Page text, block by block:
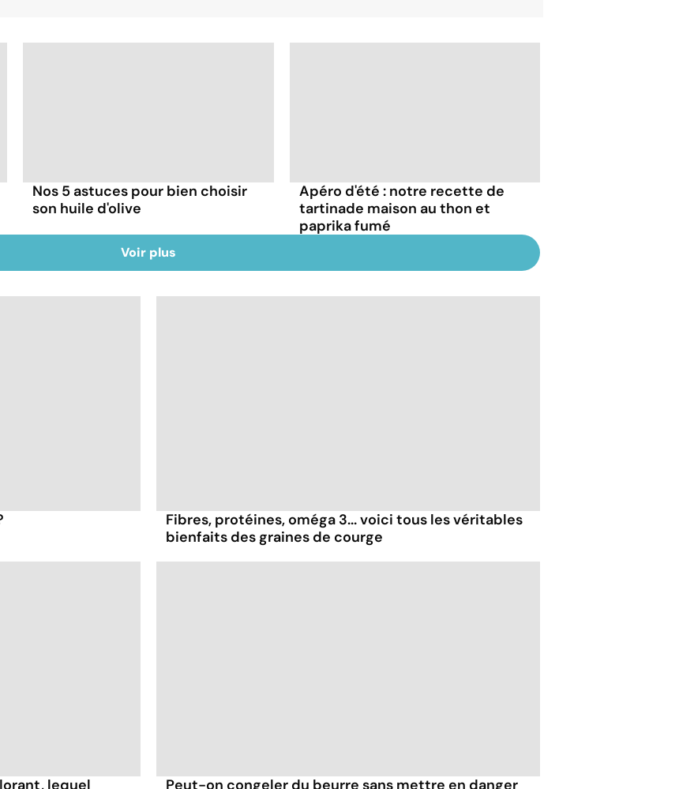
Nos 5 astuces pour bien choisir
son huile d'olive
Apéro d'été : notre recette de
tartinade maison au thon et
paprika fumé
Voir plus
Fibres, protéines, oméga 3... voici tous les véritables
bienfaits des graines de courge
lequel Peut-on congeler du beurre sans mettre en danger